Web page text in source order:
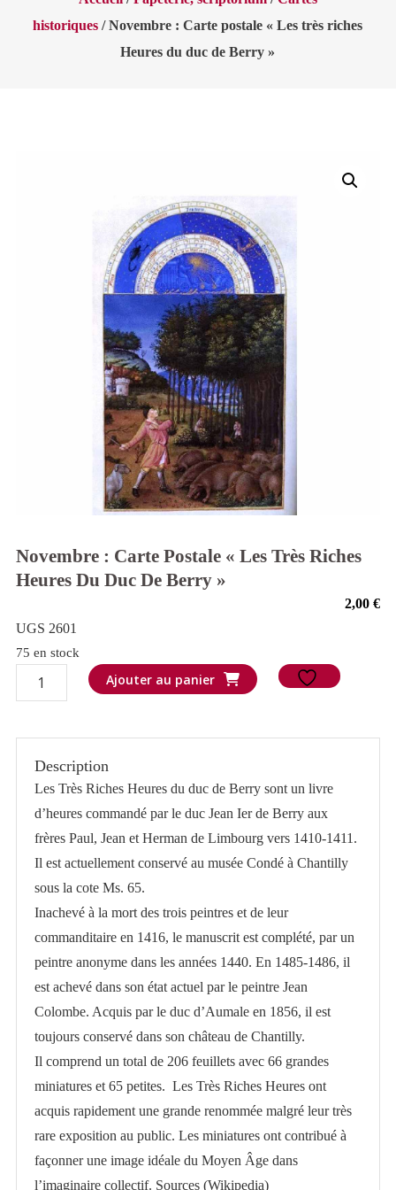
historiques / Novembre : Carte postale « Les très riches
Heures du duc de Berry »
Novembre : Carte Postale « Les Très Riches
Heures Du Duc De Berry »
2,00€
UGS 2601
75 en stock
quantité
de
Carte
Ajouter au panier
Description
Les Très Riches Heures du duc de Berry sont un livre
d’heures commandé par le duc Jean Ier de Berry aux
frères Paul, Jean et Herman de Limbourg vers 1410-1411.
Il est actuellement conservé au musée Condé à Chantilly
sous la cote Ms. 65.
Inachevé à la mort des trois peintres et de leur
commanditaire en 1416, le manuscrit est complété, par un
peintre anonyme dans les années 1440. En 1485-1486, il
est achevé dans son état actuel par le peintre Jean
Colombe. Acquis par le duc d’Aumale en 1856, il est
toujours conservé dans son château de Chantilly.
Il comprend un total de 206 feuillets avec 66 grandes
miniatures et 65 petites. Les Très Riches Heures ont
acquis rapidement une grande renommée malgré leur très
rare exposition au public. Les miniatures ont contribué à
façonner une image idéale du Moyen Âge dans
l’imaginaire collectif. Sources (Wikipedia)